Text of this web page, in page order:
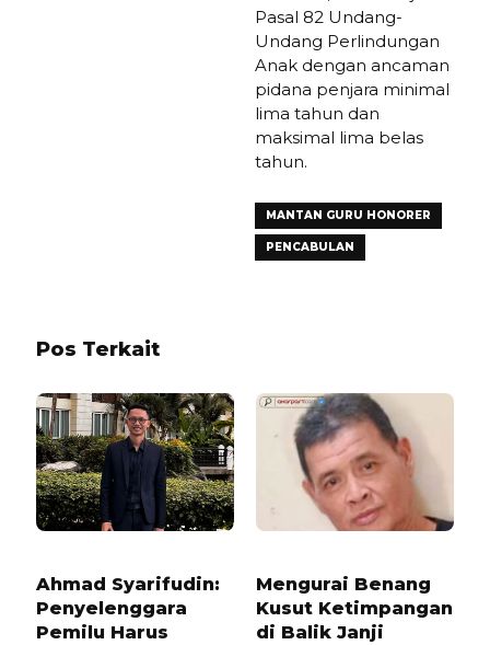
Pasal 82 Undang-
Undang Perlindungan
Anak dengan ancaman
pidana penjara minimal
lima tahun dan
maksimal lima belas
tahun.
MANTAN GURU HONORER
PENCABULAN
Pos Terkait
Ahmad Syarifudin:
Penyelenggara
Pemilu Harus
Mengurai Benang
Kusut Ketimpangan
di Balik Janji